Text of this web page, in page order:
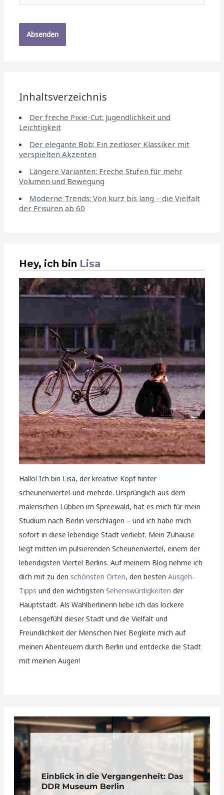
Inhaltsverzeichnis
Der freche Pixie-Cut: Jugendlichkeit und
Leichtigkeit
Der elegante Bob: Ein zeitloser Klassiker mit
verspielten Akzenten
Längere Varianten: Freche Stufen für mehr
Volumen und Bewegung
Moderne Trends: Von kurz bis lang – die Vielfalt
der Frisuren ab 60
Hey, ich bin Lisa
Hallo! Ich bin Lisa, der kreative Kopf hinter
scheunenviertel-und-mehr.de. Ursprünglich aus dem
malerischen Lübben im Spreewald, hat es mich für mein
Studium nach Berlin verschlagen – und ich habe mich
sofort in diese lebendige Stadt verliebt. Mein Zuhause
liegt mitten im pulsierenden Scheunenviertel, einem der
lebendigsten Viertel Berlins. Auf meinem Blog nehme ich
dich mit zu denschönsten Orten, den bestenAusgeh-
Tipps und den wichtigstenSehenswürdigkeiten der
Hauptstadt. Als Wahlberlinerin liebe ich das lockere
Lebensgefühl dieser Stadt und die Vielfalt und
Freundlichkeit der Menschen hier. Begleite mich auf
meinen Abenteuern durch Berlin und entdecke die Stadt
mit meinen Augen!